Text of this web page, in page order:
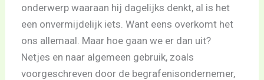
onderwerp waaraan hij dagelijks denkt, al is het
een onvermijdelijk iets. Want eens overkomt het
ons allemaal. Maar hoe gaan we er dan uit?
Netjes en naar algemeen gebruik, zoals
voorgeschreven door de begrafenisondernemer,